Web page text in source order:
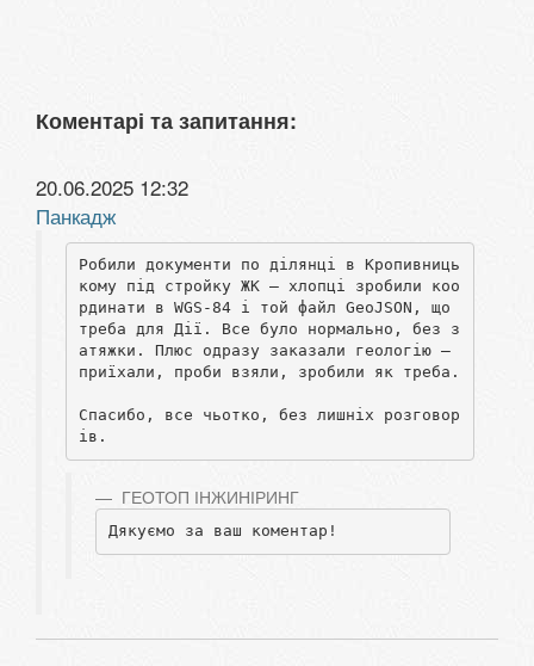
Коментарі та запитання:
20.06.2025 12:32
Панкадж
Робили документи по ділянці в Кропивниць
кому під стройку ЖК — хлопці зробили коо
рдинати в WGS-84 і той файл GeoJSON, що
треба для Дії. Все було нормально, без з
атяжки. Плюс одразу заказали геологію —
приїхали, проби взяли, зробили як треба.
Спасибо, все чьотко, без лишніх розговор
ів.
ГЕОТОП ІНЖИНІРИНГ
Дякуємо за ваш коментар!